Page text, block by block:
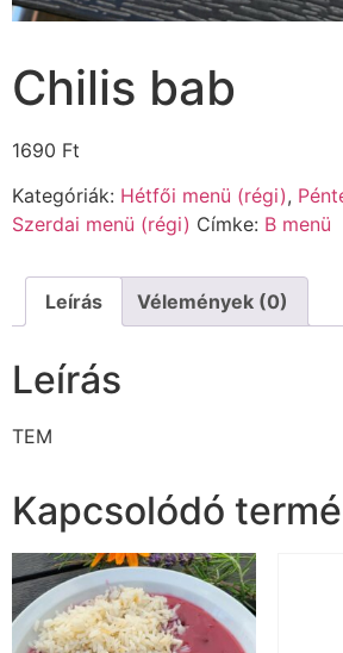
Chilis bab
1690 Ft
Kategóriák: Hétfői menü (régi),
Szerdai menü (régi) Címke: B menü
Leírás Vélemények (0)
Leírás
TEM
Kapcsolódó